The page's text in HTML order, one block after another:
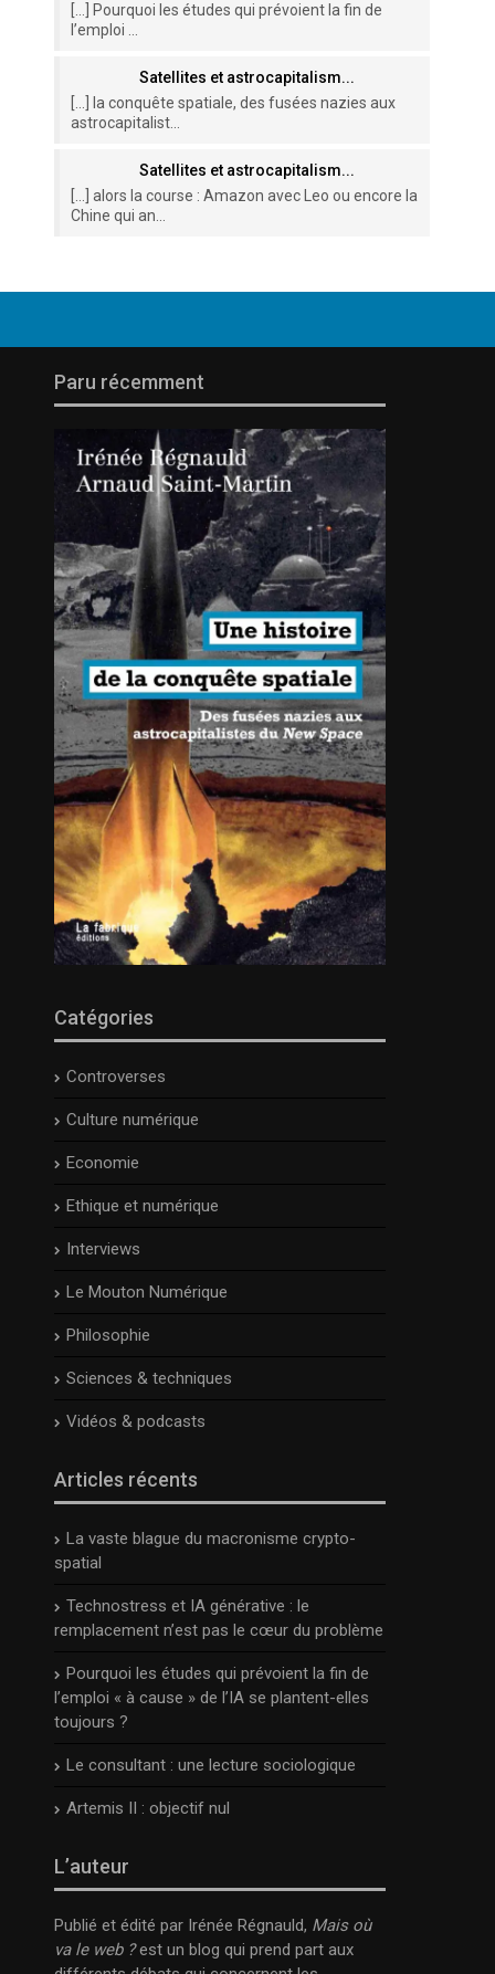
[…] Pourquoi les études qui prévoient la fin de
l’emploi ...
Satellites et astrocapitalism...
[…] la conquête spatiale, des fusées nazies aux
astrocapitalist...
Satellites et astrocapitalism...
[…] alors la course : Amazon avec Leo ou encore la
Chine qui an...
Paru récemment
Catégories
Controverses
Culture numérique
Economie
Ethique et numérique
Interviews
Le Mouton Numérique
Philosophie
Sciences & techniques
Vidéos & podcasts
Articles récents
La vaste blague du macronisme crypto-
spatial
Technostress et IA générative : le
remplacement n’est pas le cœur du problème
Pourquoi les études qui prévoient la fin de
l’emploi « à cause » de l’IA se plantent-elles
toujours ?
Le consultant : une lecture sociologique
Artemis II : objectif nul
L’auteur
Publié et édité par Irénée Régnauld, Mais où
va le web ?est un blog qui prend part aux